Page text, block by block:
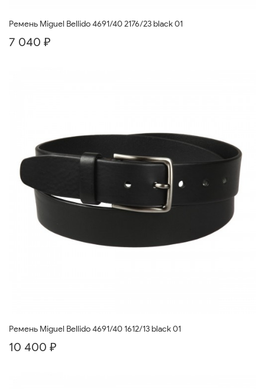
Ремень Miguel Bellido 4691/40 2176/23 black 01
7 040 ₽
Ремень Miguel Bellido 4691/40 1612/13 black 01
10 400 ₽